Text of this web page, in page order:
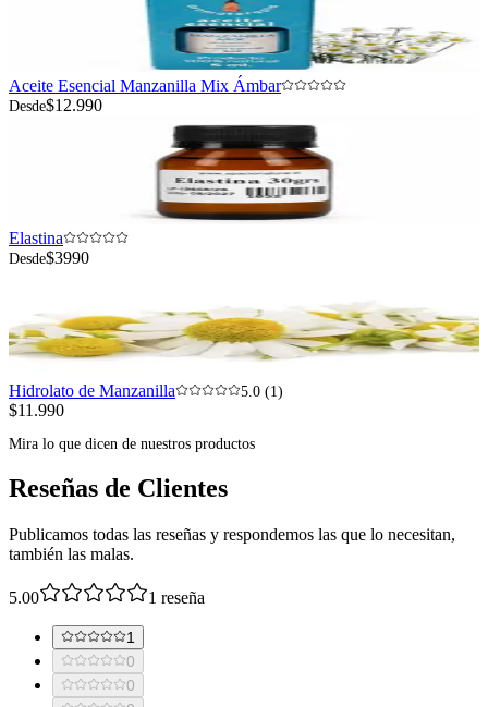
Aceite Esencial Manzanilla Mix Ámbar
Desde$12.990
Elastina
Desde$3990
Hidrolato de Manzanilla 5.0 (1)
$11.990
Mira lo que dicen de nuestros productos
Reseñas de Clientes
Publicamos todas las reseñas y respondemos las que lo necesitan,
también las malas.
5.00 1 reseña
1
0
0